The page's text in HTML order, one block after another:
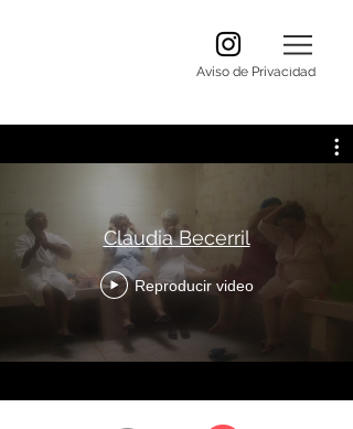
Aviso de Privacidad
Claudia Becerril
Reproducir video